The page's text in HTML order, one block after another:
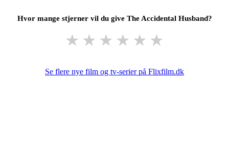
Hvor mange stjerner vil du give The Accidental Husband?
★ ★ ★ ★ ★ ★
Se flere nye film og tv-serier på Flixfilm.dk